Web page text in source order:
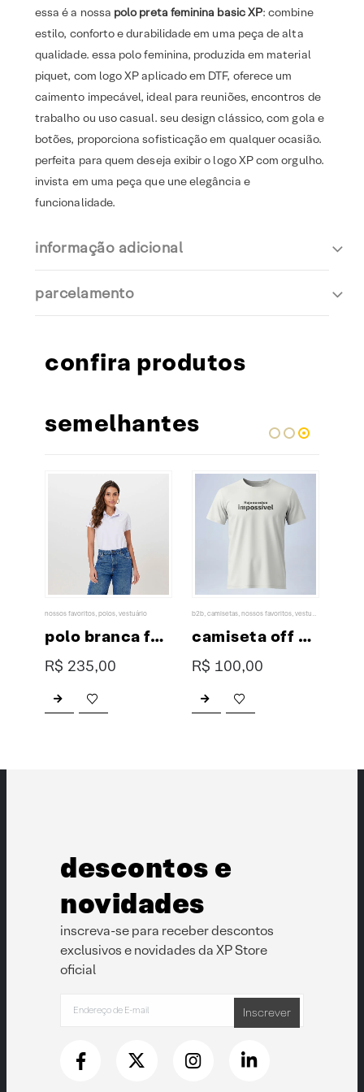
essa é a nossa polo preta feminina basic XP: combine
estilo, conforto e durabilidade em uma peça de alta
qualidade. essa polo feminina, produzida em material
piquet, com logo XP aplicado em DTF, oferece um
caimento impecável, ideal para reuniões, encontros de
trabalho ou uso casual. seu design clássico, com gola e
botões, proporciona sofisticação em qualquer ocasião.
perfeita para quem deseja exibir o logo XP com orgulho.
invista em uma peça que une elegância e
funcionalidade.
informação adicional
parcelamento
confira produtos
semelhantes
nossos favoritos, polos, vestuário
polo branca feminina premium
R$ 235,00
b2b, camisetas, nossos favoritos, vestuário
camiseta off white hoje eu estou impossível
R$ 100,00
descontos e
novidades
inscreva-se para receber descontos
exclusivos e novidades da XP Store
oficial
Inscrever